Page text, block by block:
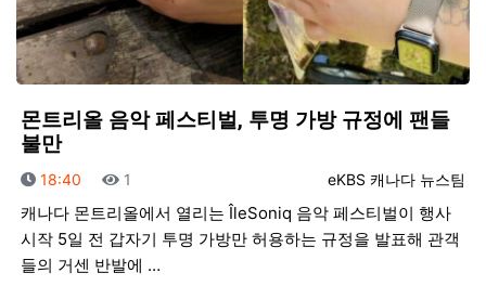
몬트리올 음악 페스티벌, 투명 가방 규정에 팬들
불만
등록자
eKBS 캐나다 뉴스팀
등록일
18:40 조회
1
캐나다 몬트리올에서 열리는 ÎleSoniq 음악 페스티벌이 행사
시작 5일 전 갑자기 투명 가방만 허용하는 규정을 발표해 관객
들의 거센 반발에 …